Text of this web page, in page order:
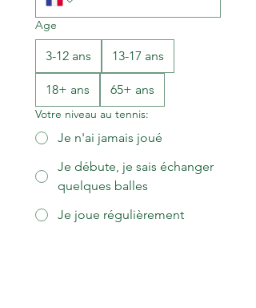
Age
3-12 ans 13-17 ans
18+ ans 65+ ans
Votre niveau au tennis:
Je n'ai jamais joué
Je débute, je sais échanger
quelques balles
Je joue régulièrement